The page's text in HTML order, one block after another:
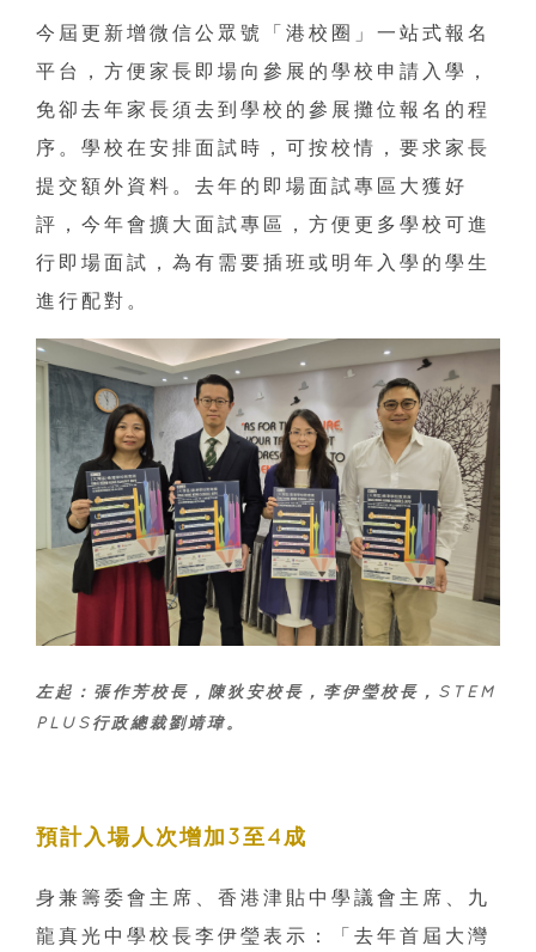
今屆更新增微信公眾號「港校圈」一站式報名
平台，方便家長即場向參展的學校申請入學，
免卻去年家長須去到學校的參展攤位報名的程
序。學校在安排面試時，可按校情，要求家長
提交額外資料。去年的即場面試專區大獲好
評，今年會擴大面試專區，方便更多學校可進
行即場面試，為有需要插班或明年入學的學生
進行配對。
左起：張作芳校長，陳狄安校長，李伊瑩校長，STEM
PLUS行政總裁劉靖瑋。
預計入場人次增加3至4成
身兼籌委會主席、香港津貼中學議會主席、九
龍真光中學校長李伊瑩表示：「去年首屆大灣